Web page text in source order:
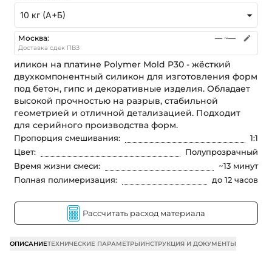
иликон на платине Polymer Mold P30 - жёсткий
двухкомпонентный силикон для изготовления форм
под бетон, гипс и декоративные изделия. Обладает
высокой прочностью на разрыв, стабильной
геометрией и отличной детализацией. Подходит
для серийного производства форм.
Пропорция смешивания:
1:1
Цвет:
Полупрозрачный
Время жизни смеси:
~13 минут
Полная полимеризация: до 12 часов
Рассчитать расход материала
10 кг (А+Б)
Москва: — ~—
Доставка сдек ПВЗ
ОПИСАНИЕТЕХНИЧЕСКИЕ ПАРАМЕТРЫИНСТРУКЦИЯ И ДОКУМЕНТЫ